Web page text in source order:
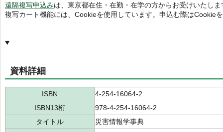
遠隔複写申込みは、東京都在住・在勤・在学の方からお受けいたしま
複写カート機能には、Cookieを使用しています。申込む際はCookie
資料詳細
ISBN
4-254-16064-2
ISBN13桁
978-4-254-16064-2
タイトル
災害情報学事典